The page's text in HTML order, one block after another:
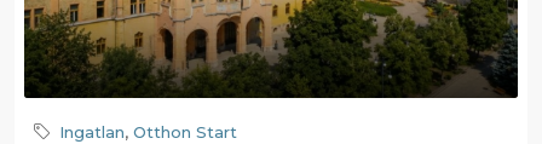
Ingatlan, Otthon Start